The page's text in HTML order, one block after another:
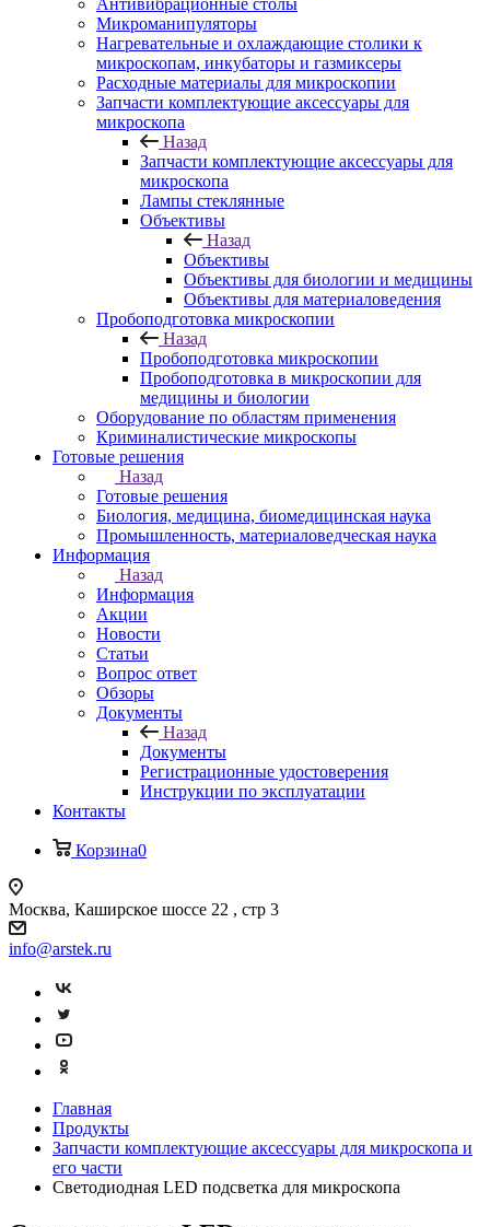
Антивибрационные столы
Микроманипуляторы
Нагревательные и охлаждающие столики к
микроскопам, инкубаторы и газмиксеры
Расходные материалы для микроскопии
Запчасти комплектующие аксессуары для
микроскопа
Назад
Запчасти комплектующие аксессуары для
микроскопа
Лампы стеклянные
Объективы
Назад
Объективы
Объективы для биологии и медицины
Объективы для материаловедения
Пробоподготовка микроскопии
Назад
Пробоподготовка микроскопии
Пробоподготовка в микроскопии для
медицины и биологии
Оборудование по областям применения
Криминалистические микроскопы
Готовые решения
Назад
Готовые решения
Биология, медицина, биомедицинская наука
Промышленность, материаловедческая наука
Информация
Назад
Информация
Акции
Новости
Статьи
Вопрос ответ
Обзоры
Документы
Назад
Документы
Регистрационные удостоверения
Инструкции по эксплуатации
Контакты
Корзина0
Москва, Каширское шоссе 22 , стр 3
info@arstek.ru
Главная
Продукты
Запчасти комплектующие аксессуары для микроскопа и
его части
Светодиодная LED подсветка для микроскопа